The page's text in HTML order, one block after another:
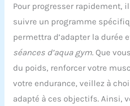
Pour progresser rapidement,
suivre un programme
permettra d’adapter la durée
séances d’aqua gym. Que
du poids, renforcer votre
votre endurance, veillez à
adapté à ces objectifs. Ainsi,